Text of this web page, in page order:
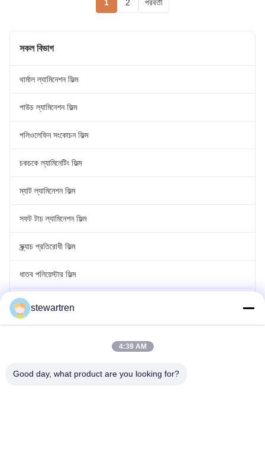
1 2 পরবর্তী
সকল বিভাগ
থার্মাল ল্যামিনেশন ফিল্ম
পাউচ ল্যামিনেশন ফিল্ম
পলিওলেফিন সংকোচন ফিল্ম
চকচকে ল্যামিনেটিং ফিল্ম
ম্যাট ল্যামিনেশন ফিল্ম
সফট টাচ ল্যামিনেশন ফিল্ম
স্ক্র্যাচ প্রতিরোধী ফিল্ম
ধাতব পলিয়েস্টার ফিল্ম
লেজার হলোগ্রাফিক ফিল্ম
stewartren
4:39 AM
Good day, what product are you looking for?